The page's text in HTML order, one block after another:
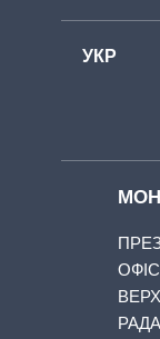
УКР
ОФІС
РАДА